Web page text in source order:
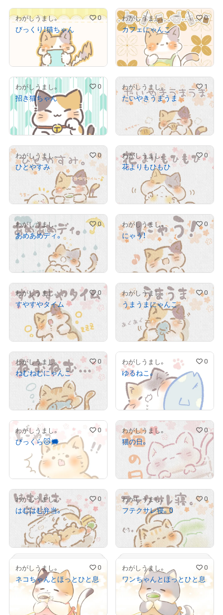
わがしうまし。 0
びっくり！猫ちゃん
1,000
売出し（初回販売）
わがしうまし。 0
カフェにゃんこ
¥1,000
売出し（初回販売）
わがしうまし。 0
招き猫ちゃん
¥ 1,000
売出し（初回販売）
わがしうまし。 1
たいやきうまうま
売出し（初回販売）
わがしうまし。 0
ひとやすみ
売出し（初回販売）
わがしうまし。 0
花よりもひもひ
1,000
売出し（初回販売）
わがしうまし。 0
あめあめディ。
売出し（初回販売）
わがしうまし。 0
にゃう！
1,000
売出し（初回販売）
わがしうまし。 0
すやすやタイム
1,000
売出し（初回販売）
わがしうまし。 0
うまうまにゃんこ
1,000
売出し（初回販売）
わがしうまし。 0
ねむねむにゃんこ
1,000
売出し（初回販売）
わがしうまし。 0
ゆるねこ。
¥1,000
売出し（初回販売）
わがしうまし。 0
びっくら🐱🗯️
1,000
売出し（初回販売）
わがしうまし。 0
猫の日。
1,000
売出し（初回販売）
わがしうまし。 0
はむはむ弁当。
1,000
売出し（初回販売）
わがしうまし。 0
フテクサレ寝。0
1,000
売出し（初回販売）
わがしうまし。 0
ネコちゃんとほっとひと息
500
売出し（初回販売）
わがしうまし。 0
ワンちゃんとほっとひと息
500
売出し（初回販売）